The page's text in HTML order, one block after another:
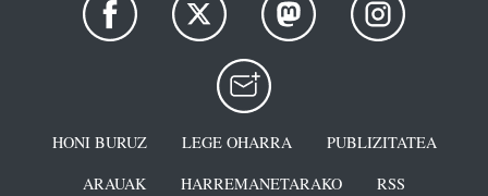
HONI BURUZ LEGE OHARRA
PUBLIZITATEA
ARAUAK
HARREMANETARAKO RSS